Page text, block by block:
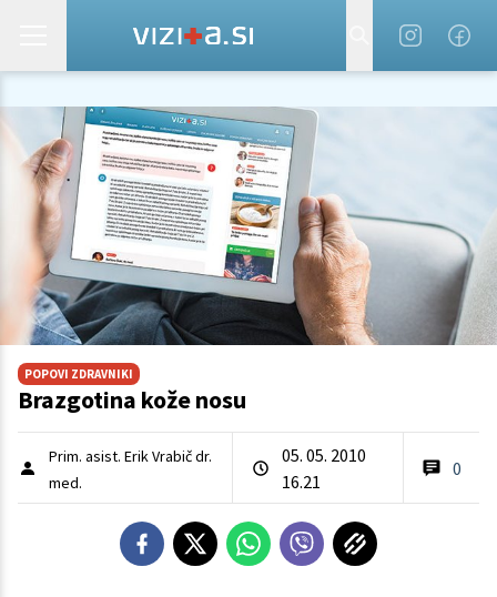
POPOVI ZDRAVNIKI
Brazgotina kože nosu
Prim. asist. Erik Vrabič dr.
med.
05. 05. 2010
16.21
0